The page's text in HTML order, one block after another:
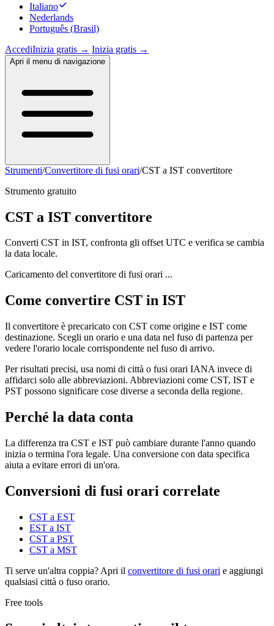
Italiano
Nederlands
Português (Brasil)
AccediInizia gratis → Inizia gratis →
Apri il menu di navigazione
Strumenti/Convertitore di fusi orari/CST a IST convertitore
Strumento gratuito
CST a IST convertitore
Converti CST in IST, confronta gli offset UTC e verifica se cambia
la data locale.
Caricamento del convertitore di fusi orari ...
Come convertire CST in IST
Il convertitore è precaricato con CST come origine e IST come
destinazione. Scegli un orario e una data nel fuso di partenza per
vedere l'orario locale corrispondente nel fuso di arrivo.
Per risultati precisi, usa nomi di città o fusi orari IANA invece di
affidarci solo alle abbreviazioni. Abbreviazioni come CST, IST e
PST possono significare cose diverse a seconda della regione.
Perché la data conta
La differenza tra CST e IST può cambiare durante l'anno quando
inizia o termina l'ora legale. Una conversione con data specifica
aiuta a evitare errori di un'ora.
Conversioni di fusi orari correlate
CST a EST
EST a IST
CST a PST
CST a MST
Ti serve un'altra coppia? Apri il convertitore di fusi orari e aggiungi
qualsiasi città o fuso orario.
Free tools